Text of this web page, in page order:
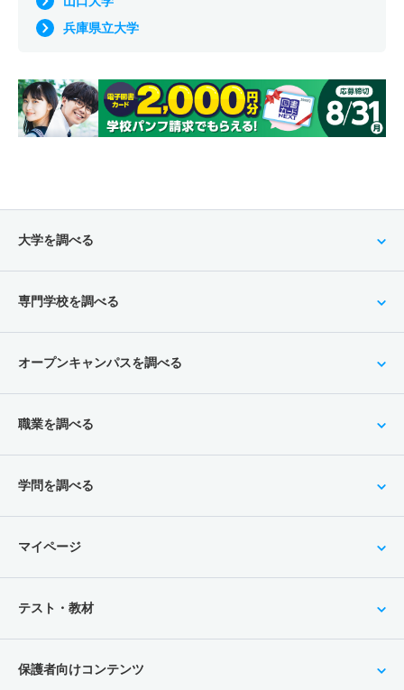
兵庫県立大学
大学を調べる
専門学校を調べる
オープンキャンパスを調べる
職業を調べる
学問を調べる
マイページ
テスト・教材
保護者向けコンテンツ